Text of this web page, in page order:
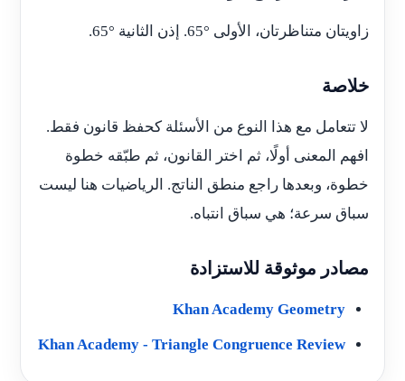
زاويتان متناظرتان، الأولى 65°. إذن الثانية 65°
.
خلاصة
لا تتعامل مع هذا النوع من الأسئلة كحفظ قانون فقط.
افهم المعنى أولًا، ثم اختر القانون، ثم طبّقه خطوة
خطوة، وبعدها راجع منطق الناتج. الرياضيات هنا ليست
سباق سرعة؛ هي سباق انتباه.
مصادر موثوقة للاستزادة
Khan Academy Geometry
Khan Academy - Triangle Congruence Review